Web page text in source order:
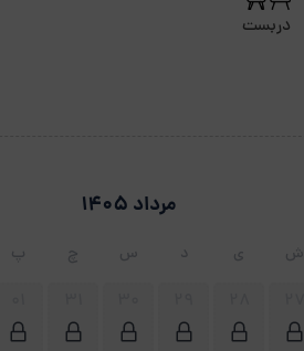
دربست
مرداد 1405
ش ی د س چ پ